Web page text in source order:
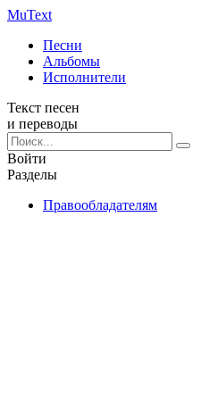
MuText
Песни
Альбомы
Исполнители
Текст песен
и переводы
Войти
Разделы
Правообладателям